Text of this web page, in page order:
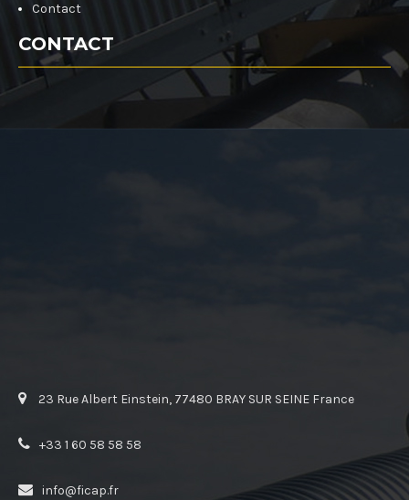
Contact
CONTACT
23 Rue Albert Einstein, 77480 BRAY SUR SEINE France
+33 1 60 58 58 58
info@ficap.fr